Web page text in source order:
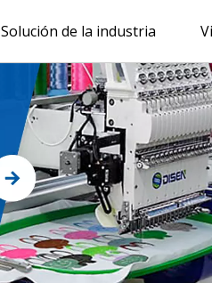
Solución de la industria